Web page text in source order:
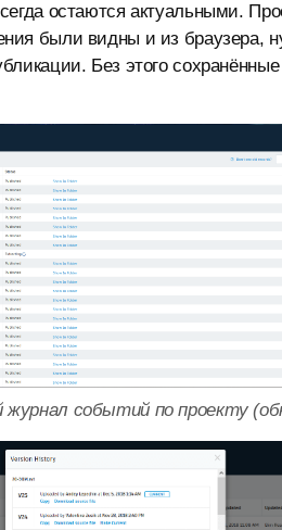
остаются актуальными.
были видны и из браузера,
Без этого
журнал событий по проекту